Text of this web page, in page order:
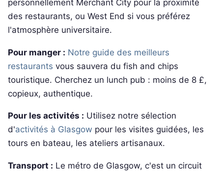
personnellement Merchant City pour la proximité
des restaurants, ou West End si vous préférez
l'atmosphère universitaire.
Pour manger : Notre guide des meilleurs
restaurants vous sauvera du fish and chips
touristique. Cherchez un lunch pub : moins de 8 £,
copieux, authentique.
Pour les activités : Utilisez notre sélection
d'activités à Glasgow pour les visites guidées, les
tours en bateau, les ateliers artisanaux.
Transport : Le métro de Glasgow, c'est un circuit